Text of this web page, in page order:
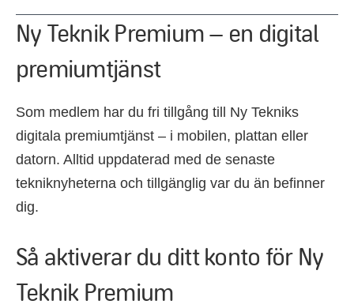
Ny Teknik Premium – en digital
premiumtjänst
Som medlem har du fri tillgång till Ny Tekniks
digitala premiumtjänst – i mobilen, plattan eller
datorn. Alltid uppdaterad med de senaste
tekniknyheterna och tillgänglig var du än befinner
dig.
Så aktiverar du ditt konto för Ny
Teknik Premium